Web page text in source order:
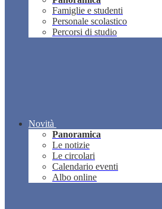
Famiglie e studenti
Personale scolastico
Percorsi di studio
Novità
Panoramica
Le notizie
Le circolari
Calendario eventi
Albo online